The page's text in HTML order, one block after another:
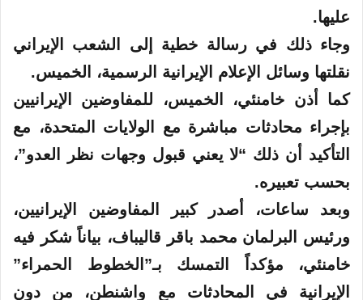
عليها.
وجاء ذلك في رسالة خطية إلى الشعب الإيراني
نقلتها وسائل الإعلام الإيرانية الرسمية، الخميس.
كما أذن خامنئي، الخميس، للمفاوضين الإيرانيين
بإجراء محادثات مباشرة مع الولايات المتحدة، مع
التأكيد أن ذلك “لا يعني قبول وجهات نظر العدو”،
بحسب تعبيره.
وبعد ساعات، أصدر كبير المفاوضين الإيرانيين،
ورئيس البرلمان محمد باقر قاليباف، بياناً شكر فيه
خامنئي، مؤكداً التمسك بـ”الخطوط الحمراء”
الإيرانية في المحادثات مع واشنطن، من دون